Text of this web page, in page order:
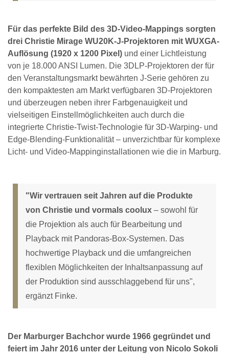
Für das perfekte Bild des 3D-Video-Mappings sorgten
drei Christie Mirage WU20K-J-Projektoren mit WUXGA-
Auflösung (1920 x 1200 Pixel) und einer Lichtleistung
von je 18.000 ANSI Lumen. Die 3DLP-Projektoren der für
den Veranstaltungsmarkt bewährten J-Serie gehören zu
den kompaktesten am Markt verfügbaren 3D-Projektoren
und überzeugen neben ihrer Farbgenauigkeit und
vielseitigen Einstellmöglichkeiten auch durch die
integrierte Christie-Twist-Technologie für 3D-Warping- und
Edge-Blending-Funktionalität – unverzichtbar für komplexe
Licht- und Video-Mappinginstallationen wie die in Marburg.
"Wir vertrauen seit Jahren auf die Produkte
von Christie und vormals coolux – sowohl für
die Projektion als auch für Bearbeitung und
Playback mit Pandoras-Box-Systemen. Das
hochwertige Playback und die umfangreichen
flexiblen Möglichkeiten der Inhaltsanpassung auf
der Produktion sind ausschlaggebend für uns",
ergänzt Finke.
Der Marburger Bachchor wurde 1966 gegründet und
feiert im Jahr 2016 unter der Leitung von Nicolo Sokoli